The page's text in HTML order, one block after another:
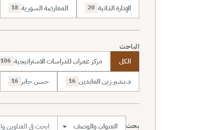
الإدارة الذاتية 20 المعارضة السورية 18
الباحث
الكل مركز عمران للدراسات الاستراتيجية 106
د.بشير زين العابدين 16 حسن جابر 16
بحث